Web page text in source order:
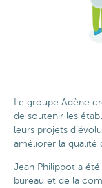
Le groupe Adène
de soutenir les
leurs projets
améliorer la qualité
Jean Philippot a
bureau et de la